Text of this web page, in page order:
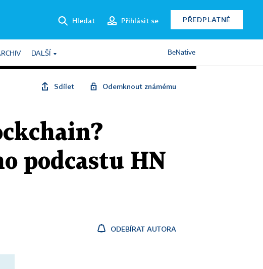
Hledat Přihlásit se PŘEDPLATNÉ
DALŠÍ BeNative
Sdílet Odemknout známému
podcastu HN
ODEBÍRAT AUTORA